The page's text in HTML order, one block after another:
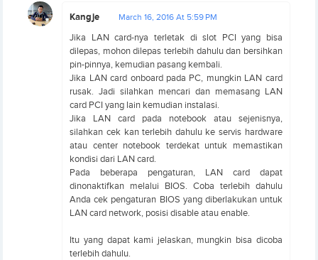
Kangje March 16, 2016 At 5:59 PM
Jika LAN card-nya terletak di slot PCI yang bisa
dilepas, mohon dilepas terlebih dahulu dan bersihkan
pin-pinnya, kemudian pasang kembali.
Jika LAN card onboard pada PC, mungkin LAN card
rusak. Jadi silahkan mencari dan memasang LAN
card PCI yang lain kemudian instalasi.
Jika LAN card pada notebook atau sejenisnya,
silahkan cek kan terlebih dahulu ke servis hardware
atau center notebook terdekat untuk memastikan
kondisi dari LAN card.
Pada beberapa pengaturan, LAN card dapat
dinonaktifkan melalui BIOS. Coba terlebih dahulu
Anda cek pengaturan BIOS yang diberlakukan untuk
LAN card network, posisi disable atau enable.
Itu yang dapat kami jelaskan, mungkin bisa dicoba
terlebih dahulu.